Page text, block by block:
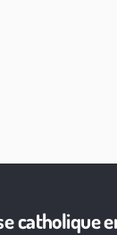
catholique